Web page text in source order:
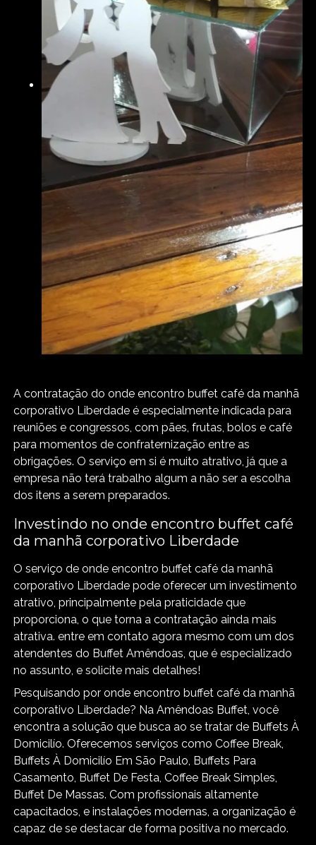
A contratação do onde encontro buffet café da manhã
corporativo Liberdade é especialmente indicada para
reuniões e congressos, com pães, frutas, bolos e café
para momentos de confraternização entre as
obrigações. O serviço em si é muito atrativo, já que a
empresa não terá trabalho algum a não ser a escolha
dos itens a serem preparados.
Investindo no onde encontro buffet café
da manhã corporativo Liberdade
O serviço de onde encontro buffet café da manhã
corporativo Liberdade pode oferecer um investimento
atrativo, principalmente pela praticidade que
proporciona, o que torna a contratação ainda mais
atrativa. entre em contato agora mesmo com um dos
atendentes do Buffet Amêndoas, que é especializado
no assunto, e solicite mais detalhes!
Pesquisando por onde encontro buffet café da manhã
corporativo Liberdade? Na Amêndoas Buffet, você
encontra a solução que busca ao se tratar de Buffets À
Domicilío. Oferecemos serviços como Coffee Break,
Buffets À Domicilío Em São Paulo, Buffets Para
Casamento, Buffet De Festa, Coffee Break Simples,
Buffet De Massas. Com profissionais altamente
capacitados, e instalações modernas, a organização é
capaz de se destacar de forma positiva no mercado.